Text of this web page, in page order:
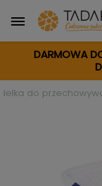
DARMOWA
do